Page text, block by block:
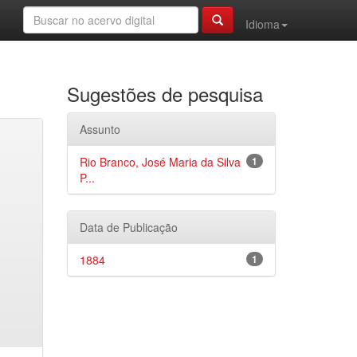
Idioma
Sugestões de pesquisa
Assunto
1
Rio Branco, José Maria da Silva
P...
Data de Publicação
1
1884